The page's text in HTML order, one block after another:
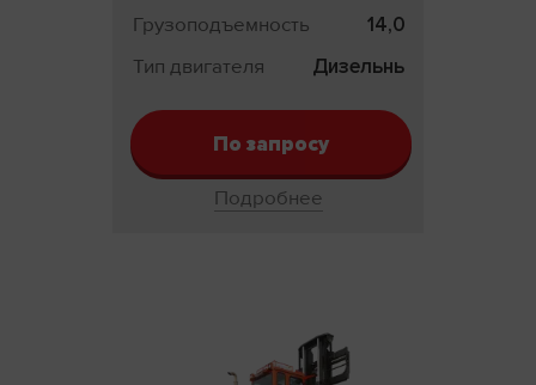
Грузоподъемность
14,0 т
Тип двигателя
Дизельный
По запросу
Подробнее